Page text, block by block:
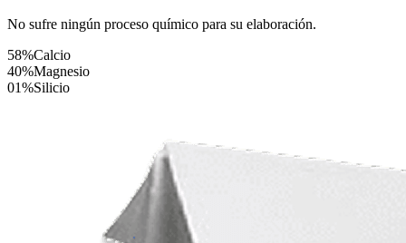
No sufre ningún proceso químico para su elaboración.
58%Calcio
40%Magnesio
01%Silicio